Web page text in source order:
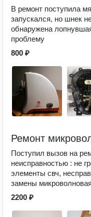
В ремонт поступила
запускался, но шнек
обнаружена
проблему
800 ₽
Ремонт
Поступил вызов на
неисправностью : не
элементы свч,
замены
2200 ₽